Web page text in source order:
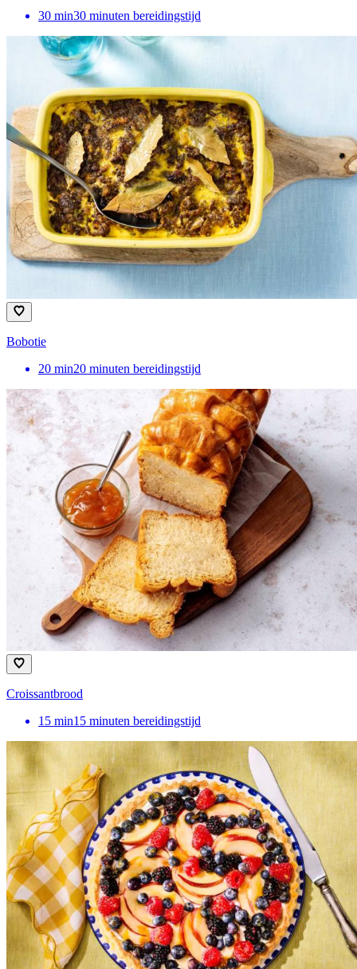
30 min30 minuten bereidingstijd
Bobotie
20 min20 minuten bereidingstijd
Croissantbrood
15 min15 minuten bereidingstijd